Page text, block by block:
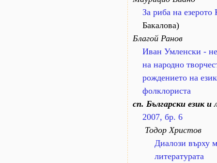
За риба на езерото
Бакалова)
Благой Ранов
Иван Умленски -
на народно
рождението на
фолклориста
сп. Български език
2007, бр. 6
Тодор Христов
Диалози върху
литературата